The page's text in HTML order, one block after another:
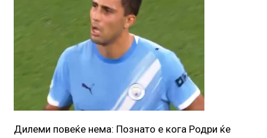
Дилеми повеќе нема: Познато е кога Родри ќе